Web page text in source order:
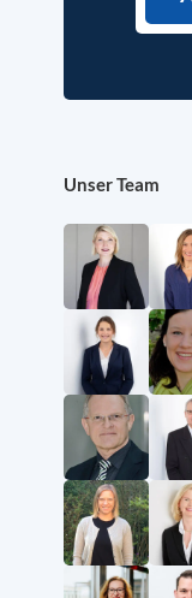
Unser Team